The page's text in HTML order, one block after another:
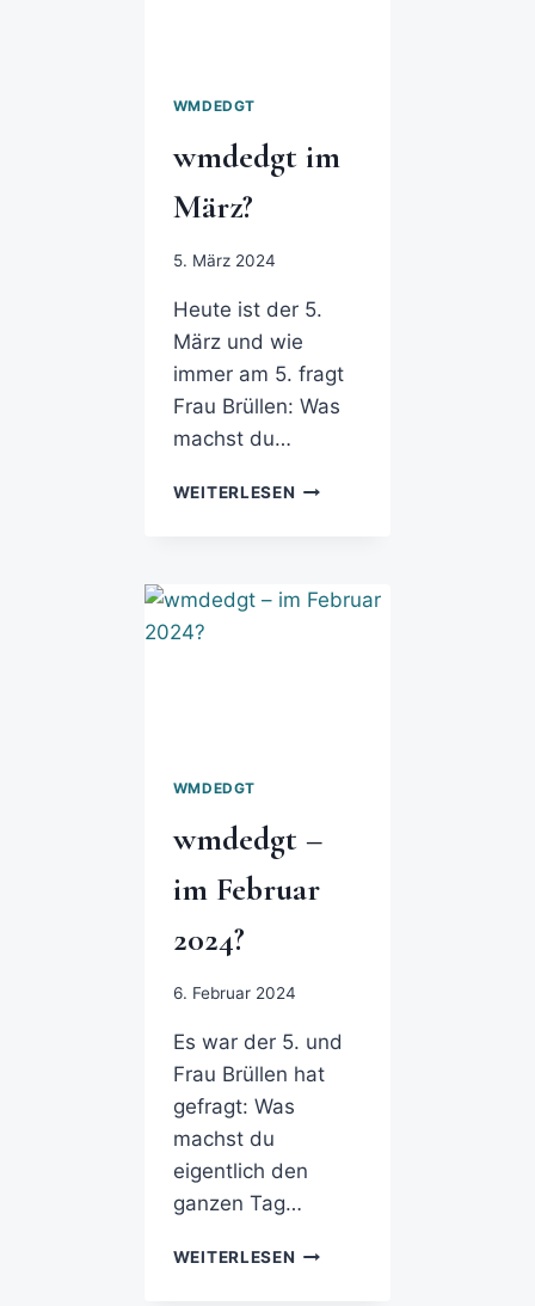
WMDEDGT
wmdedgt im
März?
5. März 2024
Heute ist der 5.
März und wie
immer am 5. fragt
Frau Brüllen: Was
machst du…
WEITERLESEN
WMDEDGT
wmdedgt –
im Februar
2024?
6. Februar 2024
Es war der 5. und
Frau Brüllen hat
gefragt: Was
machst du
eigentlich den
ganzen Tag…
WEITERLESEN